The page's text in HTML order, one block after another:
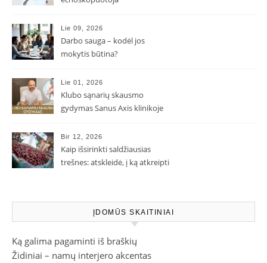
Lie 09, 2026
Darbo sauga – kodėl jos
mokytis būtina?
Lie 01, 2026
Klubo sąnarių skausmo
gydymas Sanus Axis klinikoje
Bir 12, 2026
Kaip išsirinkti saldžiausias
trešnes: atskleidė, į ką atkreipti
ĮDOMŪS SKAITINIAI
Ką galima pagaminti iš braškių
Židiniai – namų interjero akcentas